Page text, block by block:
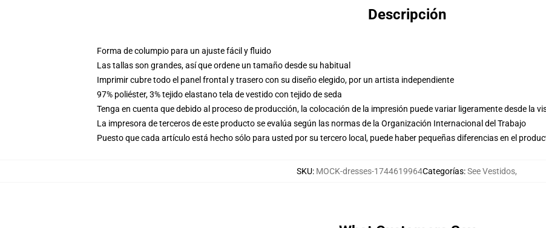
Descripción
Forma de columpio para un ajuste fácil y fluido
Las tallas son grandes, así que ordene un tamaño desde su habitual
Imprimir cubre todo el panel frontal y trasero con su diseño elegido, por un artista independiente
97% poliéster, 3% tejido elastano tela de vestido con tejido de seda
Tenga en cuenta que debido al proceso de producción, la colocación de la impresión puede variar ligeramente desde la
La impresora de terceros de este producto se evalúa según las normas de la Organización Internacional del Trabajo
Puesto que cada artículo está hecho sólo para usted por su tercero local, puede haber pequeñas diferencias en el
SKU: MOCK-dresses-1744619964Categorías:See Vestidos,